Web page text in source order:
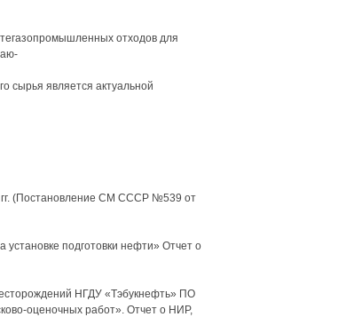
отходов для
сырья является актуальной
(Постановление СМ СССР №539 от
установке подготовки нефти» Отчет о
НГДУ «Тэбукнефть» ПО
оценочных работ». Отчет о НИР,